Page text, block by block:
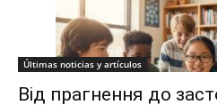
Últimas noticias y artículos
Від прагнення до